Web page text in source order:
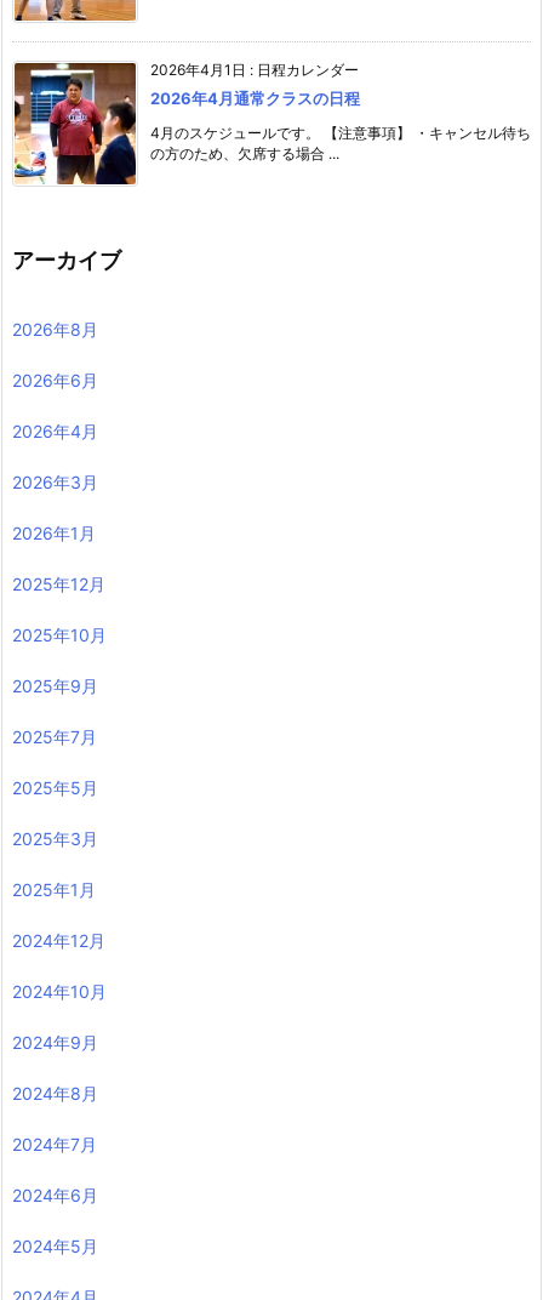
2026年4月1日 : 日程カレンダー
2026年4月通常クラスの日程
4月のスケジュールです。 【注意事項】 ・キャンセル待ち
の方のため、欠席する場合 ...
アーカイブ
2026年8月
2026年6月
2026年4月
2026年3月
2026年1月
2025年12月
2025年10月
2025年9月
2025年7月
2025年5月
2025年3月
2025年1月
2024年12月
2024年10月
2024年9月
2024年8月
2024年7月
2024年6月
2024年5月